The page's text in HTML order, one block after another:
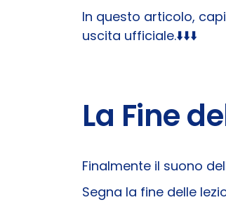
In questo articolo,
uscita ufficiale.⬇️​⬇️​⬇️​
La Fine
Finalmente il suono
Segna la fine delle